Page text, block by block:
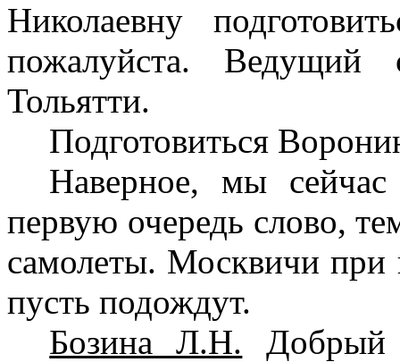
Николаевну
пожалуйста. Ведущий
Тольятти.
Подготовиться
Наверное, мы
первую очередь слово,
самолеты. Москвичи
пусть подождут.
Бозина Л.Н. Добрый